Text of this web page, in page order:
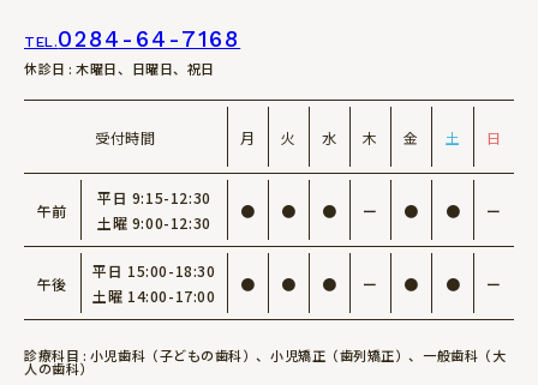
TEL.0284-64-7168
休診日 : 木曜日、日曜日、祝日
受付時間 月 火 水 木 金 土 日
午前
平日 9:15-12:30
土曜 9:00-12:30
● ● ● ー ● ● ー
午後
平日 15:00-18:30
土曜 14:00-17:00
● ● ● ー ● ● ー
診療科目 : 小児歯科（子どもの歯科）、小児矯正（歯列矯正）、一般歯科（大
人の歯科）